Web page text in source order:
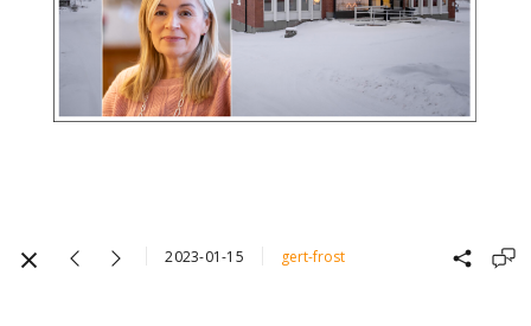
2023-01-15 gert-frost